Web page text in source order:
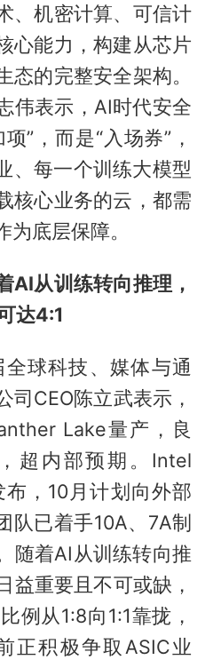
、机密计算、可信计
心能力，构建从芯片
态的完整安全架构。
伟表示，AI时代安全
”，而是“入场券”，
、每一个训练大模型
核心业务的云，都需
底层保障。
AI从训练转向推理，
达4:1
球科技、媒体与通
司CEO陈立武表示，
Lake量产，良
超内部预期。Intel
布，10月计划向外部
队已着手10A、7A制
随着AI从训练转向推
益重要且不可或缺，
例从1:8向1:1靠拢，
正积极争取ASIC业